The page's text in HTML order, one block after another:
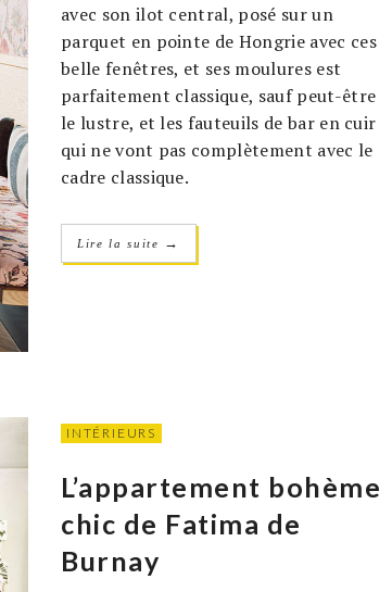
avec son ilot central, posé sur un
parquet en pointe de Hongrie avec ces
belle fenêtres, et ses moulures est
parfaitement classique, sauf peut-être
le lustre, et les fauteuils de bar en cuir
qui ne vont pas complètement avec le
cadre classique.
Lire la suite →
INTÉRIEURS
L’appartement bohème
chic de Fatima de
Burnay